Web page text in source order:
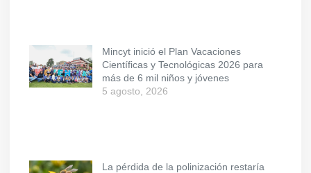
Mincyt inició el Plan Vacaciones
Científicas y Tecnológicas 2026 para
más de 6 mil niños y jóvenes
5 agosto, 2026
La pérdida de la polinización restaría